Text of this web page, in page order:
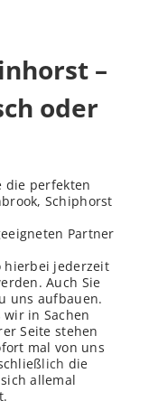
–
oder
die perfekten
Schiphorst
Partner
hierbei jederzeit
Auch Sie
uns aufbauen.
wir in Sachen
Seite stehen
mal von uns
lich die
allemal